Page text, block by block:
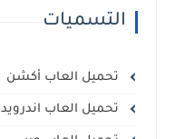
التسميات
تحميل العاب أكشن
تحميل العاب اندرويد